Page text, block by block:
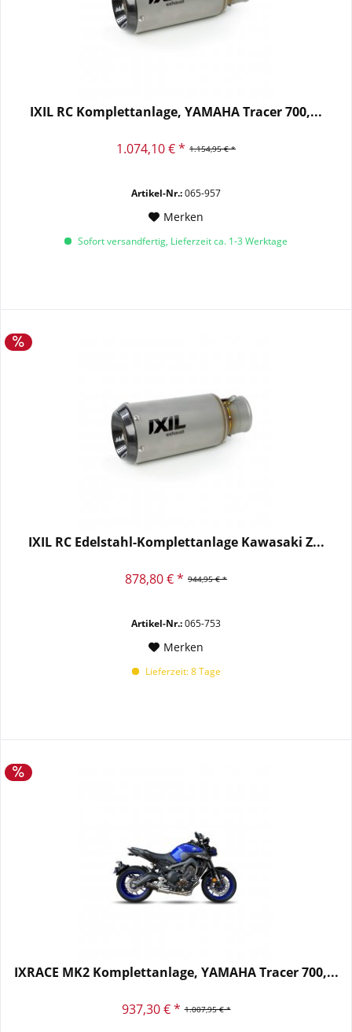
IXIL RC Komplettanlage, YAMAHA Tracer 700,...
1.154,95 € *
1.074,10 € *
Artikel-Nr.:065-957
Merken
Sofort versandfertig, Lieferzeit ca. 1-3 Werktage
IXIL RC Edelstahl-Komplettanlage Kawasaki Z...
944,95 € *
878,80 € *
Artikel-Nr.:065-753
Merken
Lieferzeit: 8 Tage
IXRACE MK2 Komplettanlage, YAMAHA Tracer 700,...
1.007,95 € *
937,30 € *